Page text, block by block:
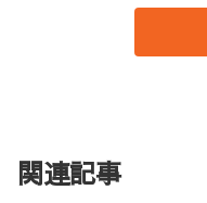
関連記事